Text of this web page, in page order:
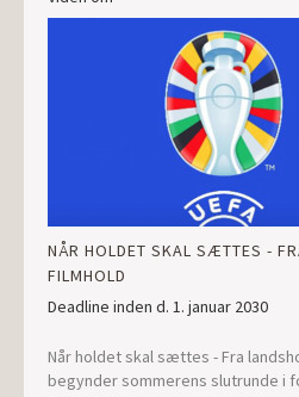
NÅR HOLDET SKAL SÆTTES -
FILMHOLD
Deadline inden d. 1. januar 2030
Når holdet skal sættes - Fra
begynder sommerens slutrunde i